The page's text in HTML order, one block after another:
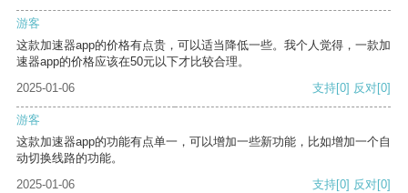
游客
这款加速器app的价格有点贵，可以适当降低一些。我个人觉得，一款加
速器app的价格应该在50元以下才比较合理。
2025-01-06
支持[0] 反对[0]
游客
这款加速器app的功能有点单一，可以增加一些新功能，比如增加一个自
动切换线路的功能。
2025-01-06
支持[0] 反对[0]